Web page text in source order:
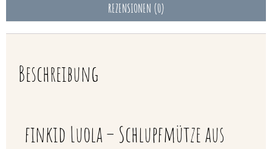
REZENSIONEN (0)
Beschreibung
finkid Luola – Schlupfmütze aus